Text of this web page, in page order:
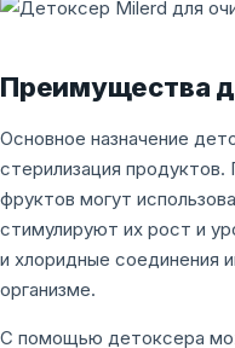
Преимущества
Основное назначение
стерилизация
фруктов могут
стимулируют их рост и
и хлоридные соединения
организме.
С помощью детоксера